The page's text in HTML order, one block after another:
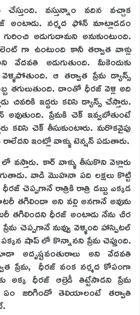
వస్తున్నాం వదిన వచ్చాక
అంటాడు. నర్మద ఫోన్ మాట్లాడడం
అడుగుదామని అనుకుంటుంది.
గా ఉంటుంది కానీ తర్వాత వాళ్లు
వేదవతి అడుగుతుంది. మీకెందుకు
ఆ తర్వాత ప్రేమ డ్యాన్స్
తగులుతుంది. దాంతో ధీరజ్ వెళ్లి అది
చివరికి ఇద్దరు కలిసి డ్యాన్స్ చేస్తారు.
ప్రేమకి చెక్ ఇవ్వబోతుంటే
కలిసి చెక్ తీసుకుంటారు. మరొకవైపు
ఇంట్లో వాళ్ళు టెన్షన్ పడుతారు.
వస్తారు. కార్ వాళ్ళు తీసుకొని వెళ్లారు
వాడి మొహనా పది లక్షలు కొట్టి
చెప్పగానే రాత్రికి రాత్రి డబ్బు ఎక్కడ
తగిలిందా అని వల్లి అనగానే అవును
తగిలిందని ధీరజ్ అంటాడు నేను చీర
చెప్పగానే నువ్వు వెళ్ళింది హాస్పిటల్
షాప్ లో కొన్నానని ప్రేమ చెప్తుంది.
అదృష్టవంతురాలు అని వేదవతి
ప్రేమ, ధీరజ్ వంక నర్మద కోపంగా
అక్క ధీరజ్ ఆల్రెడీ తిట్టేసాడని ప్రేమ
ఏం జరిగిందో తెలియాలంటే తర్వాతి